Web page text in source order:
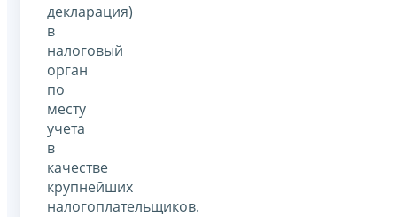
декларация)
в
налоговый
орган
по
месту
учета
в
качестве
крупнейших
налогоплательщиков.